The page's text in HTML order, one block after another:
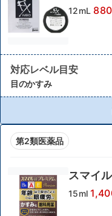
12mL 880
対応レベル目安
目のかすみ
第2類医薬品
スマイ
15ml